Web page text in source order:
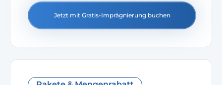
Jetzt mit Gratis-Imprägnierung buchen